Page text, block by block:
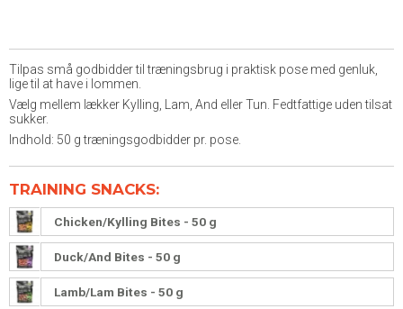
Tilpas små godbidder til træningsbrug i praktisk pose med genluk,
lige til at have i lommen.
Vælg mellem lækker Kylling, Lam, And eller Tun. Fedtfattige uden tilsat
sukker.
Indhold: 50 g træningsgodbidder pr. pose.
TRAINING SNACKS:
Chicken/Kylling Bites - 50 g
Duck/And Bites - 50 g
Lamb/Lam Bites - 50 g